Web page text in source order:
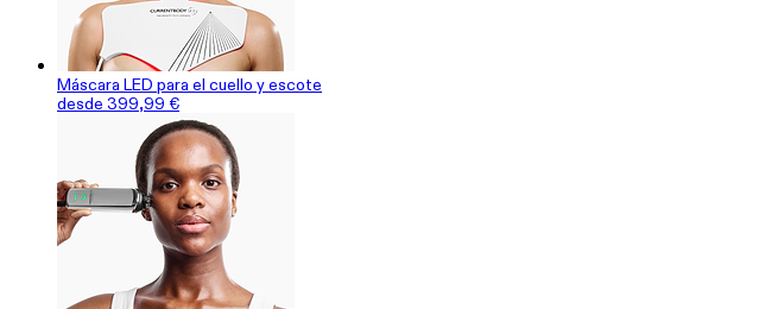
Máscara LED para el cuello y escote
desde 399,99 €